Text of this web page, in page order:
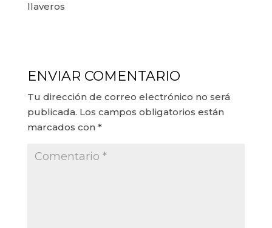
llaveros
ENVIAR COMENTARIO
Tu dirección de correo electrónico no será
publicada. Los campos obligatorios están
marcados con *